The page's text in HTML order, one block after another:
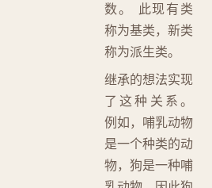
数。 此现有类
称为基类，新类
称为派生类。
继承的想法实现
了这种关系。
例如，哺乳动物
是一个种类的动
物，狗是一种哺